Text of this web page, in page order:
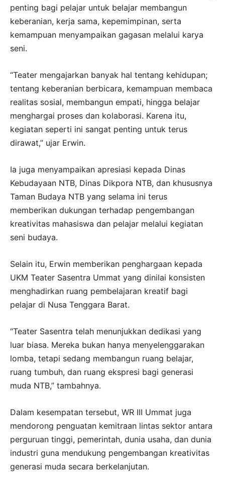
penting bagi pelajar untuk belajar membangun
keberanian, kerja sama, kepemimpinan, serta
kemampuan menyampaikan gagasan melalui karya
seni.
“Teater mengajarkan banyak hal tentang kehidupan;
tentang keberanian berbicara, kemampuan membaca
realitas sosial, membangun empati, hingga belajar
menghargai proses dan kolaborasi. Karena itu,
kegiatan seperti ini sangat penting untuk terus
dirawat,” ujar Erwin.
Ia juga menyampaikan apresiasi kepada Dinas
Kebudayaan NTB, Dinas Dikpora NTB, dan khususnya
Taman Budaya NTB yang selama ini terus
memberikan dukungan terhadap pengembangan
kreativitas mahasiswa dan pelajar melalui kegiatan
seni budaya.
Selain itu, Erwin memberikan penghargaan kepada
UKM Teater Sasentra Ummat yang dinilai konsisten
menghadirkan ruang pembelajaran kreatif bagi
pelajar di Nusa Tenggara Barat.
“Teater Sasentra telah menunjukkan dedikasi yang
luar biasa. Mereka bukan hanya menyelenggarakan
lomba, tetapi sedang membangun ruang belajar,
ruang tumbuh, dan ruang ekspresi bagi generasi
muda NTB,” tambahnya.
Dalam kesempatan tersebut, WR III Ummat juga
mendorong penguatan kemitraan lintas sektor antara
perguruan tinggi, pemerintah, dunia usaha, dan dunia
industri guna mendukung pengembangan kreativitas
generasi muda secara berkelanjutan.